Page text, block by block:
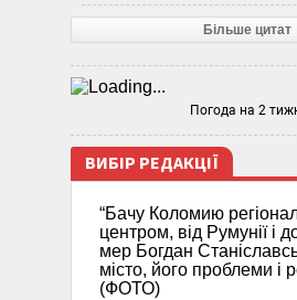
Більше цитат
Погода на 2
ВИБІР РЕДАКЦІЇ
“Бачу Коломию
центром, від Румунії і
мер Богдан
місто, його проблеми і
(ФОТО)